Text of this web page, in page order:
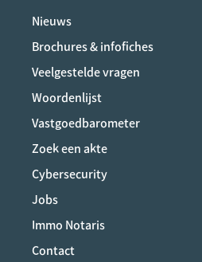
Nieuws
Brochures & infofiches
Veelgestelde vragen
Woordenlijst
Vastgoedbarometer
Zoek een akte
Cybersecurity
Jobs
Immo Notaris
Contact